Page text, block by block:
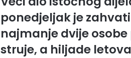
ponedjeljak je
najmanje dvije
struje, a hiljade